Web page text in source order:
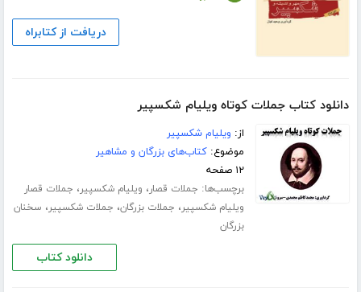
دریافت از کتابراه
دانلود کتاب جملات کوتاه ویلیام شکسپیر
از: ویلیام شکسپیر
موضوع:کتاب‌های بزرگان و مشاهیر
۱۲ صفحه
برچسب‌ها: جملات قصار، ویلیام شکسپیر، جملات قصار
ویلیام شکسپیر، جملات بزرگان، جملات شکسپیر، سخنان
بزرگان
دانلود کتاب